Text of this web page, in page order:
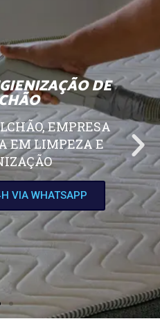
DE
EMPRESA
EM LIMPEZA E
VIA WHATSAPP